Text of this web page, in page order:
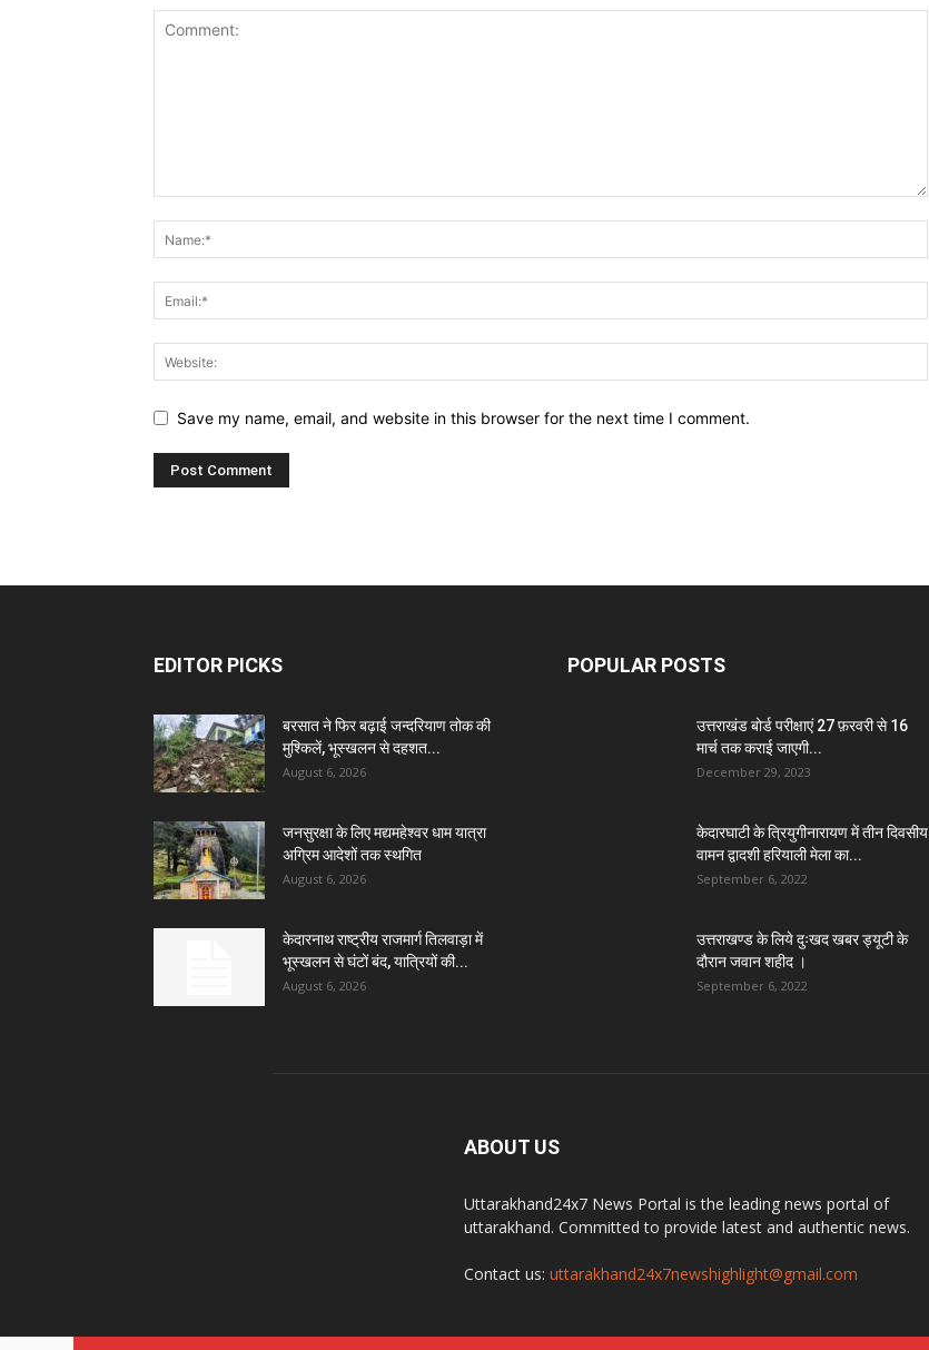
Save my name, email, and website in this browser for the next time I comment.
EDITOR PICKS
बरसात ने फिर बढ़ाई जन्दरियाण तोक की
मुश्किलें, भूस्खलन से दहशत...
August 6, 2026
जनसुरक्षा के लिए मद्यमहेश्वर धाम यात्रा
अग्रिम आदेशों तक स्थगित
August 6, 2026
केदारनाथ राष्ट्रीय राजमार्ग तिलवाड़ा में
भूस्खलन से घंटों बंद, यात्रियों की...
August 6, 2026
POPULAR POSTS
उत्तराखंड बोर्ड परीक्षाएं 27 फ़रवरी से 16
मार्च तक कराई जाएगी...
December 29, 2023
केदारघाटी के त्रियुगीनारायण में तीन दिवसीय
वामन द्वादशी हरियाली मेला का...
September 6, 2022
उत्तराखण्ड के लिये दुःखद खबर ड्यूटी के
दौरान जवान शहीद ।
September 6, 2022
ABOUT US
Uttarakhand24x7 News Portal is the leading news portal of
uttarakhand. Committed to provide latest and authentic news.
Contact us: uttarakhand24x7newshighlight@gmail.com